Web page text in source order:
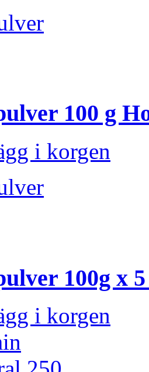
100 g
i korgen
100g x
i korgen